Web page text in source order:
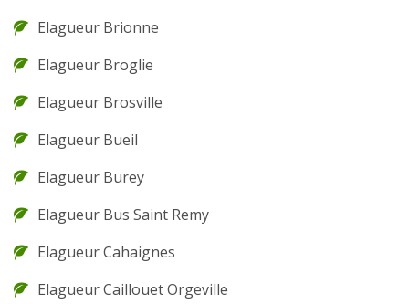
Elagueur Brionne
Elagueur Broglie
Elagueur Brosville
Elagueur Bueil
Elagueur Burey
Elagueur Bus Saint Remy
Elagueur Cahaignes
Elagueur Caillouet Orgeville